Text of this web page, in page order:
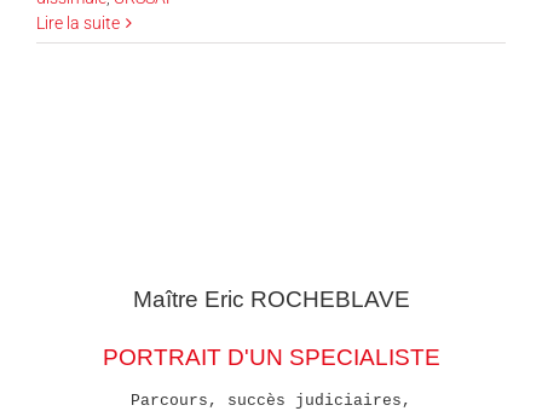
Lire la suite
Maître Eric ROCHEBLAVE
PORTRAIT D'UN SPECIALISTE
Parcours, succès judiciaires,